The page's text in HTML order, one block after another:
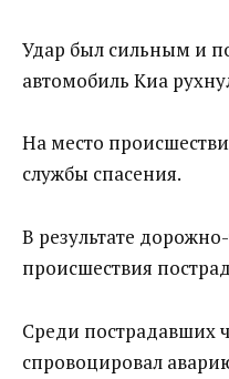
Удар был сильным и
автомобиль Киа
На место
службы спасения.
В результате
происшествия
Среди пострадавших
спровоцировал